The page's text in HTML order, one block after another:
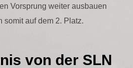
Vorsprung weiter ausbauen
somit auf dem 2. Platz.
von der SLN